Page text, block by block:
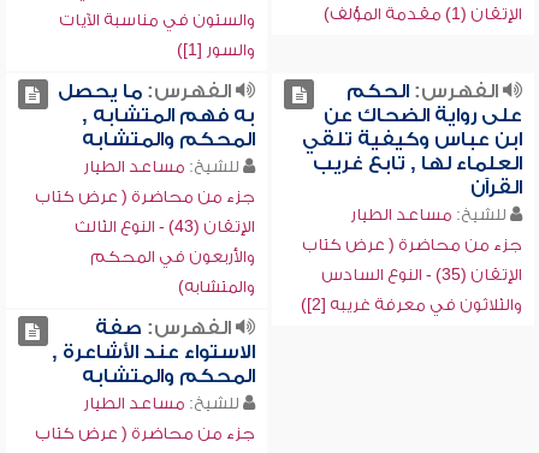
الإتقان (1) مقدمة المؤلف)
والستون في مناسبة الآيات
والسور [1])
الفهرس:الحكم
على رواية الضحاك عن
ابن عباس وكيفية تلقي
العلماء لها , تابع غريب
القرآن
للشيخ: مساعد الطيار
جزء من محاضرة ( عرض كتاب
الإتقان (35) - النوع السادس
والثلاثون في معرفة غريبه [2])
الفهرس:ما يحصل
به فهم المتشابه ,
المحكم والمتشابه
للشيخ: مساعد الطيار
جزء من محاضرة ( عرض كتاب
الإتقان (43) - النوع الثالث
والأربعون في المحكم
والمتشابه)
الفهرس: صفة
الاستواء عند الأشاعرة ,
المحكم والمتشابه
للشيخ: مساعد الطيار
جزء من محاضرة ( عرض كتاب